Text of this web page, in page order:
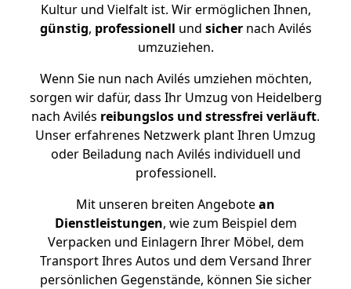
Kultur und Vielfalt ist. Wir ermöglichen Ihnen,
günstig, professionell und sichernach Avilés
umzuziehen.
Wenn Sie nun nach Avilés umziehen möchten,
sorgen wir dafür, dass Ihr Umzug von Heidelberg
nach Avilés reibungslos und stressfrei verläuft.
Unser erfahrenes Netzwerk plant Ihren Umzug
oder Beiladung nach Avilés individuell und
professionell.
Mit unseren breiten Angebotean
Dienstleistungen, wie zum Beispiel dem
Verpacken und Einlagern Ihrer Möbel, dem
Transport Ihres Autos und dem Versand Ihrer
persönlichen Gegenstände, können Sie sicher